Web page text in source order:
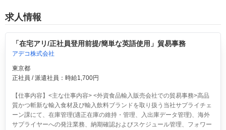
求人情報
「在宅アリ/正社員登用前提/簡単な英語使用」貿易事務
アデコ株式会社
東京都
正社員 / 派遣社員：時給1,700円
【仕事内容】<主な仕事内容> <外資食品輸入販売会社での貿易事務>高品
質かつ斬新な輸入食材及び輸入飲料ブランドを取り扱う当社サプライチェ
ーン課にて、在庫管理(適正在庫の維持・管理、入出庫データ管理)、海外
サプライヤーへの発注業務、納期確認およびスケジュール管理、フォワー